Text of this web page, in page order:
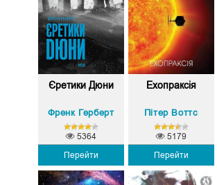
Єретики Дюни
Френк Герберт
Перейти
5364
Ехопраксія
Пітер Воттс
Перейти
5179